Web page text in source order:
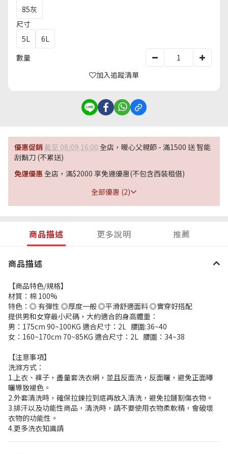
85灰
尺寸
5L
6L
數量
加入追蹤清單
優惠促銷 截至 08/09 16:00 全店，暖心父親節 - 滿1500 送 智能
刮鬍刀 (不累送)
免運優惠全店，滿$2000 享免運優惠(不包含西裝租借)
全部優惠 (2)
商品描述 更多說明 推薦
商品描述
【商品特色/規格】
材質：棉 100%
特色：◎ 有彈性 ◎厚度一般 ◎平滑舒適面料 ◎實穿好搭配
提供男和女穿最小尺碼，大約適合的身高體重：
男：175cm 90~100KG 適合尺寸：2L 腰圍:36~40
女：160~170cm 70~85KG 適合尺寸：2L 腰圍：34~38
【注意事項】
洗滌方式：
1.上衣、褲子，盡量套洗衣網，並且反面洗，反面曬，避免正面曝
曬導致褪色。
2.外套清洗時，確保拉鍊拉到底再放入清洗，避免拉鏈割傷衣物。
3.排汗以及功能性商品，清洗時，請不要使用衣物柔軟精，會破壞
衣物的功能性。
4.更多洗衣知識請